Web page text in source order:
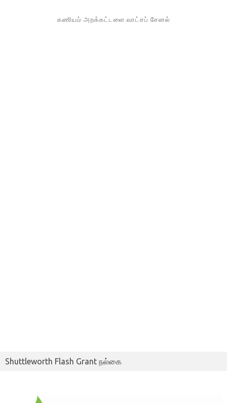
கணியம் அறக்கட்டளை வாட்சப் சேனல்
Shuttleworth Flash Grant நல்கை